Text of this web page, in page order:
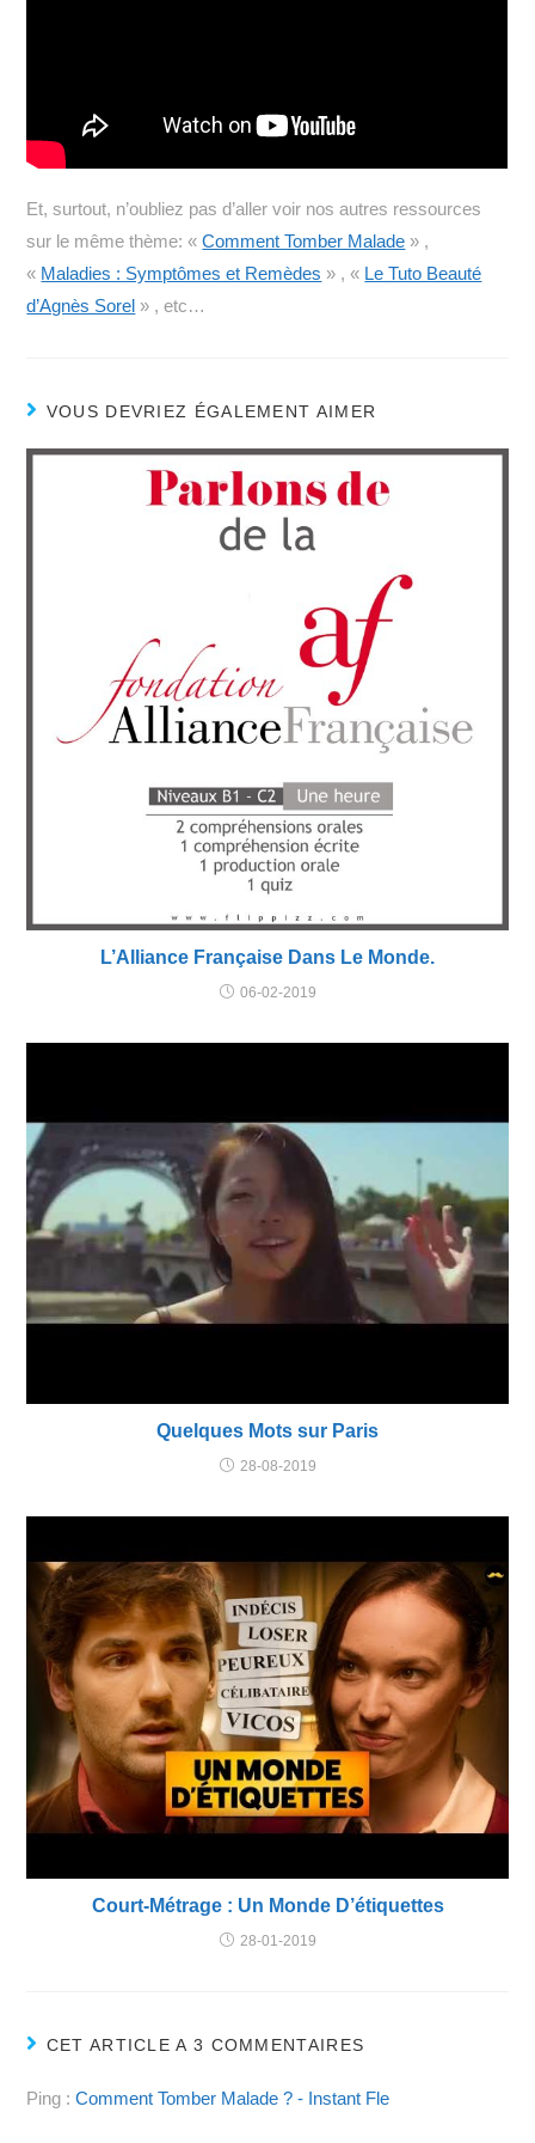
Et, surtout, n’oubliez pas d’aller voir nos autres ressources
sur le même thème: «Comment Tomber Malade » ,
« Maladies : Symptômes et Remèdes » , « Le Tuto Beauté
d’Agnès Sorel » , etc…
VOUS DEVRIEZ ÉGALEMENT AIMER
L’Alliance Française Dans Le Monde.
06-02-2019
Quelques Mots sur Paris
28-08-2019
Court-Métrage : Un Monde D’étiquettes
28-01-2019
CET ARTICLE A 3 COMMENTAIRES
Ping :Comment Tomber Malade ? - Instant Fle